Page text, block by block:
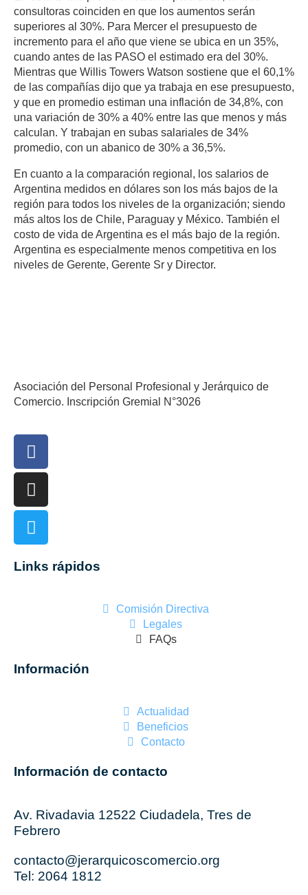
consultoras coinciden en que los aumentos serán
superiores al 30%. Para Mercer el presupuesto de
incremento para el año que viene se ubica en un 35%,
cuando antes de las PASO el estimado era del 30%.
Mientras que Willis Towers Watson sostiene que el 60,1%
de las compañías dijo que ya trabaja en ese presupuesto,
y que en promedio estiman una inflación de 34,8%, con
una variación de 30% a 40% entre las que menos y más
calculan. Y trabajan en subas salariales de 34%
promedio, con un abanico de 30% a 36,5%.
En cuanto a la comparación regional, los salarios de
Argentina medidos en dólares son los más bajos de la
región para todos los niveles de la organización; siendo
más altos los de Chile, Paraguay y México. También el
costo de vida de Argentina es el más bajo de la región.
Argentina es especialmente menos competitiva en los
niveles de Gerente, Gerente Sr y Director.
Asociación del Personal Profesional y Jerárquico de
Comercio. Inscripción Gremial N°3026
Links rápidos
Comisión Directiva
Legales
FAQs
Información
Actualidad
Beneficios
Contacto
Información de contacto
Av. Rivadavia 12522 Ciudadela, Tres de
Febrero
contacto@jerarquicoscomercio.org
Tel: 2064 1812